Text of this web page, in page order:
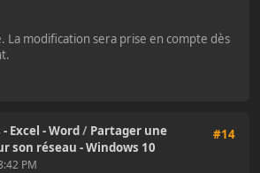
La modification sera prise en compte dès
#14
Excel - Word/ Partager une
son réseau - Windows 10
PM